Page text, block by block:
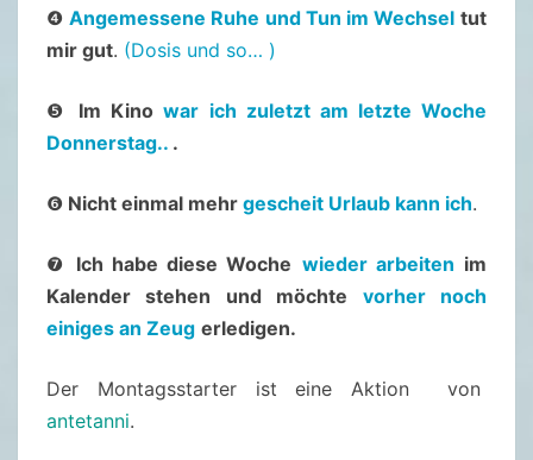
2
0
4
9
J
U
L
2
❹Angemessene Ruhe und Tun im Wechsel tut
mir gut. (Dosis und so… )
❺ Im Kinowar ich zuletzt am letzte Woche
Donnerstag.. .
❻ Nicht einmal mehr gescheit Urlaub kann ich.
❼ Ich habe diese Woche wieder arbeiten im
Kalender stehen
und möchte
vorher noch
einiges an Zeug erledigen.
Der Montagsstarter ist eine Aktion von
antetanni.